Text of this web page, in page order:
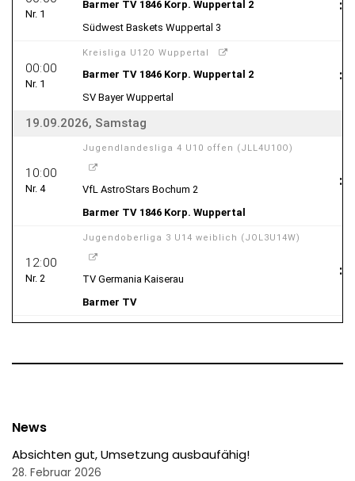
News
Absichten gut, Umsetzung ausbaufähig!
28. Februar 2026